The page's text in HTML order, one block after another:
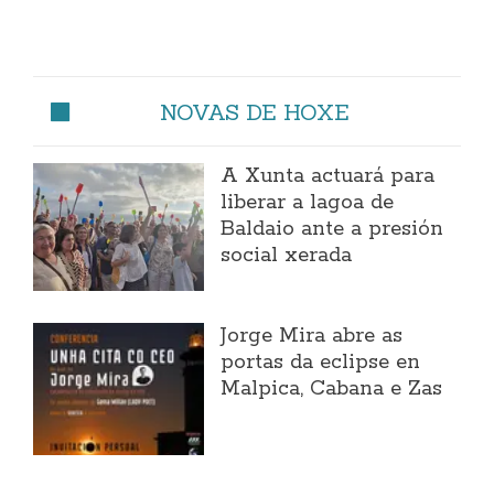
NOVAS DE HOXE
A Xunta actuará para
liberar a lagoa de
Baldaio ante a presión
social xerada
Jorge Mira abre as
portas da eclipse en
Malpica, Cabana e Zas